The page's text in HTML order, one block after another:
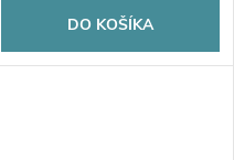
DO KOŠÍKA